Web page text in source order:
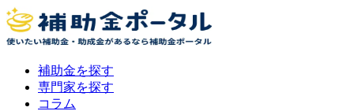
補助金を探す
専門家を探す
コラム